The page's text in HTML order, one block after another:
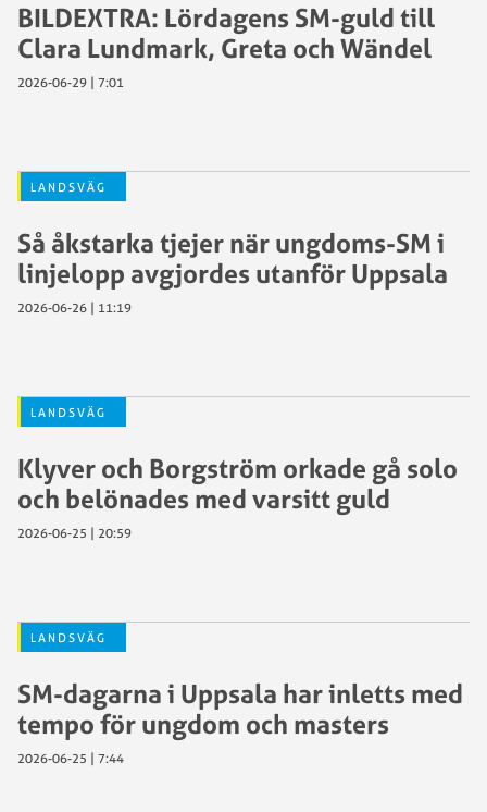
BILDEXTRA: Lördagens SM-guld till
Clara Lundmark, Greta och Wändel
2026-06-29 | 7:01
LANDSVÄG
Så åkstarka tjejer när ungdoms-SM i
linjelopp avgjordes utanför Uppsala
2026-06-26 | 11:19
LANDSVÄG
Klyver och Borgström orkade gå solo
och belönades med varsitt guld
2026-06-25 | 20:59
LANDSVÄG
SM-dagarna i Uppsala har inletts med
tempo för ungdom och masters
2026-06-25 | 7:44